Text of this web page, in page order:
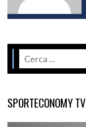
SPORTECONOMY TV